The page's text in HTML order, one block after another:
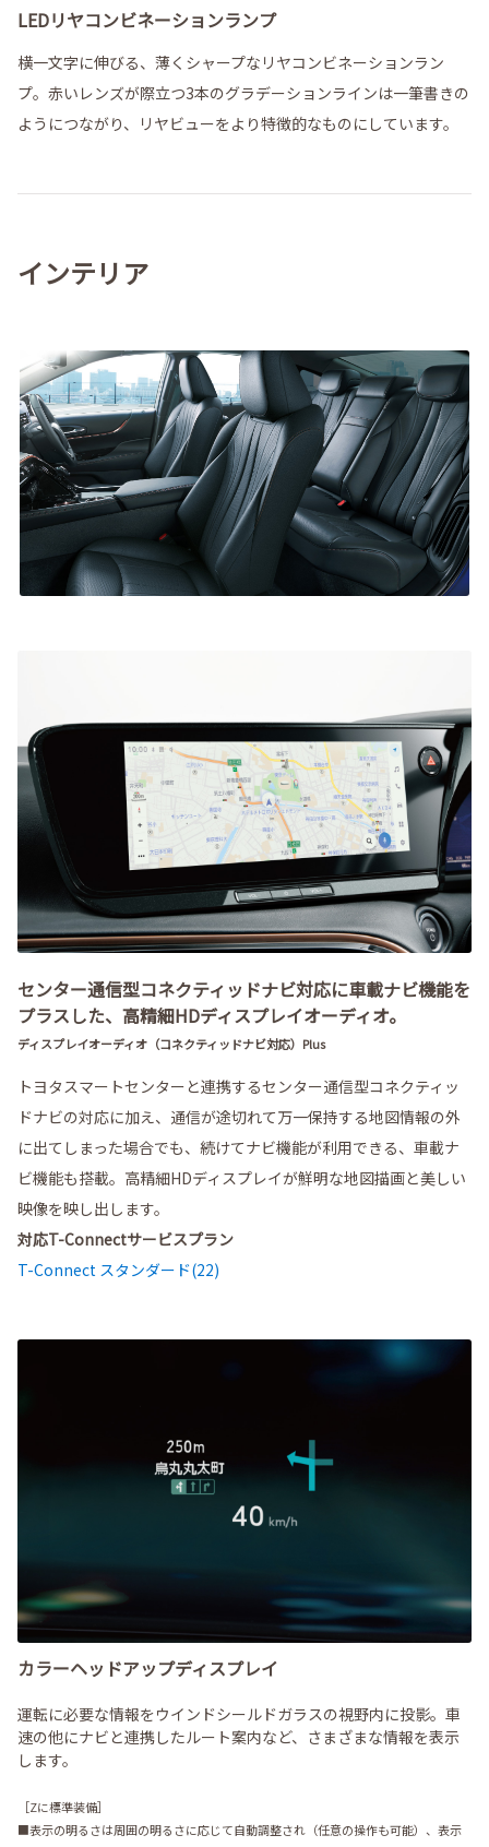
LEDリヤコンビネーションランプ
横一文字に伸びる、薄くシャープなリヤコンビネーションラン
プ。赤いレンズが際立つ3本のグラデーションラインは一筆書きの
ようにつながり、リヤビューをより特徴的なものにしています。
インテリア
センター通信型コネクティッドナビ対応に車載ナビ機能を
プラスした、高精細HDディスプレイオーディオ。
ディスプレイオーディオ（コネクティッドナビ対応）Plus
トヨタスマートセンターと連携するセンター通信型コネクティッ
ドナビの対応に加え、通信が途切れて万一保持する地図情報の外
に出てしまった場合でも、続けてナビ機能が利用できる、車載ナ
ビ機能も搭載。高精細HDディスプレイが鮮明な地図描画と美しい
映像を映し出します。
対応T-Connectサービスプラン
T-Connect スタンダード(22)
カラーヘッドアップディスプレイ
運転に必要な情報をウインドシールドガラスの視野内に投影。車
速の他にナビと連携したルート案内など、さまざまな情報を表示
します。
［Zに標準装備］
■表示の明るさは周囲の明るさに応じて自動調整され（任意の操作も可能）、表示